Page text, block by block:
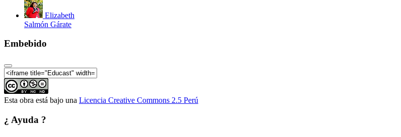
Elizabeth
Salmón Gárate
Embebido
Esta obra está bajo una Licencia Creative Commons 2.5 Perú
¿ Ayuda ?